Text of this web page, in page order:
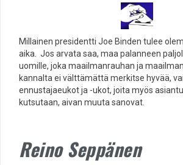
Millainen presidentti Joe Binden tulee
aika. Jos arvata saa, maa palanneen
uomille, joka maailmanrauhan ja
kannalta ei välttämättä merkitse hyvää,
ennustajaeukot ja -ukot, joita myös
kutsutaan, aivan muuta sanovat.
Reino Seppänen